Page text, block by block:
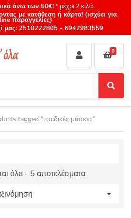
άνω των 50€!* μέχρι 2 κιλά.
με κατάθεση ή κάρτα! (ισχύει για
παραγγελίες)
μας: 2510222805 - 6942983559
S
e
a
c
0
tagged “παιδικές μάσκες”
όλα - 5 αποτελέσματα